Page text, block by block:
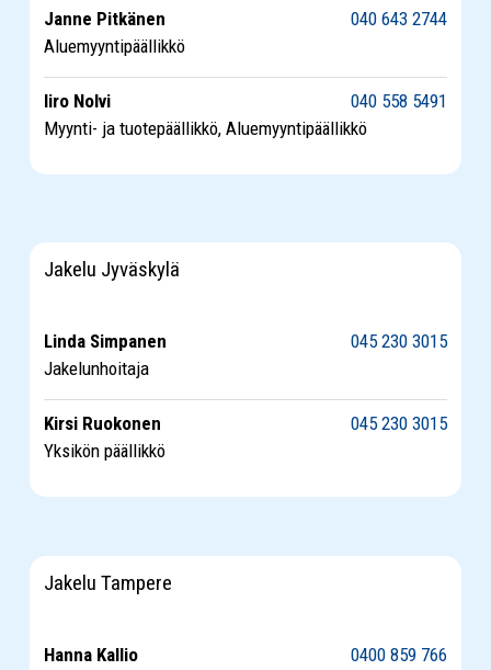
Janne Pitkänen
Aluemyyntipäällikkö
040 643 2744
Iiro Nolvi
Myynti- ja tuotepäällikkö, Aluemyyntipäällikkö
040 558 5491
Jakelu Jyväskylä
Linda Simpanen
Jakelunhoitaja
045 230 3015
Kirsi Ruokonen
Yksikön päällikkö
045 230 3015
Jakelu Tampere
Hanna Kallio
0400 859 766